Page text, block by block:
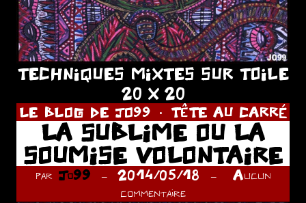
TECHNIQUES MIXTES SUR TOILE
20 X 20
LE BLOG DE JO99 TÊTE AU CARRÉ
LA SUBLIME OU LA
SOUMISE VOLONTAIRE
par Jo99 2014/05/18
Aucun
commentaire